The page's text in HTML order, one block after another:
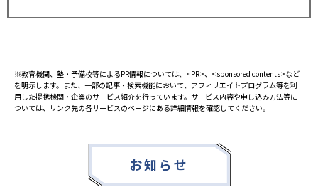
※教育機関、塾・予備校等によるPR情報については、<PR>、<sponsored contents>など
を明示します。また、一部の記事・検索機能において、アフィリエイトプログラム等を利
用した提携機関・企業のサービス紹介を行っています。サービス内容や申し込み方法等に
ついては、リンク先の各サービスのページにある詳細情報を確認してください。
お知らせ